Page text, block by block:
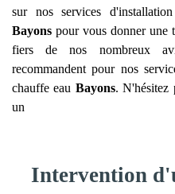
sur nos services
Bayons pour vous donner une
fiers de nos nombreux
recommandent pour nos
chauffe eau Bayons. N'hésitez
un
Intervention